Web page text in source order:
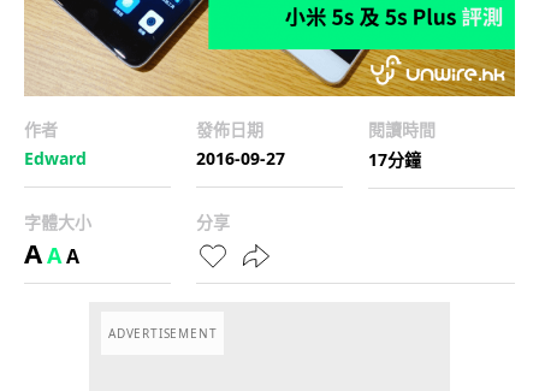
作者
Edward
發佈日期
2016-09-27
閱讀時間
17分鐘
字體大小
AAA
分享
ADVERTISEMENT